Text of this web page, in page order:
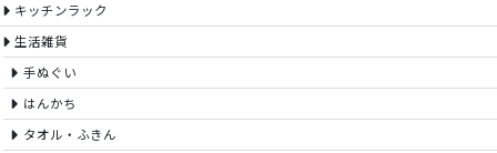
キッチンラック
生活雑貨
手ぬぐい
はんかち
タオル・ふきん